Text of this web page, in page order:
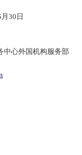
30日
中心外国机构服务部